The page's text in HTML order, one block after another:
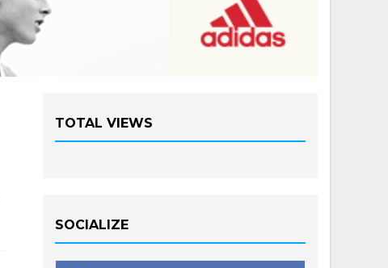
TOTAL VIEWS
SOCIALIZE